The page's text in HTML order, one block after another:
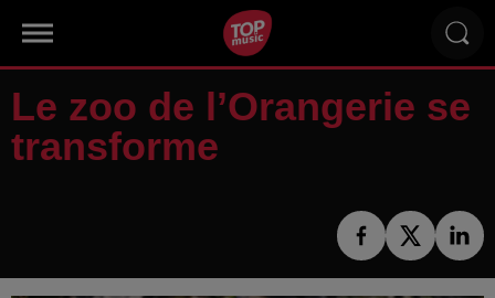
Le zoo de l’Orangerie se
transforme